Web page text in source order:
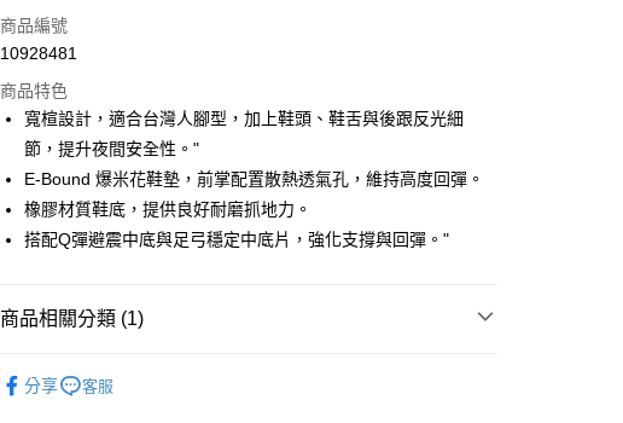
信用卡一次付款
Apple Pay
街口支付
悠遊付
全盈+PAY
商品編號
10928481
商品特色
寬楦設計，適合台灣人腳型，加上鞋頭、鞋舌與後跟反光細
節，提升夜間安全性。"
E-Bound 爆米花鞋墊，前掌配置散熱透氣孔，維持高度回彈。
橡膠材質鞋底，提供良好耐磨抓地力。
搭配Q彈避震中底與足弓穩定中底片，強化支撐與回彈。"
商品相關分類 (1)
分享
客服